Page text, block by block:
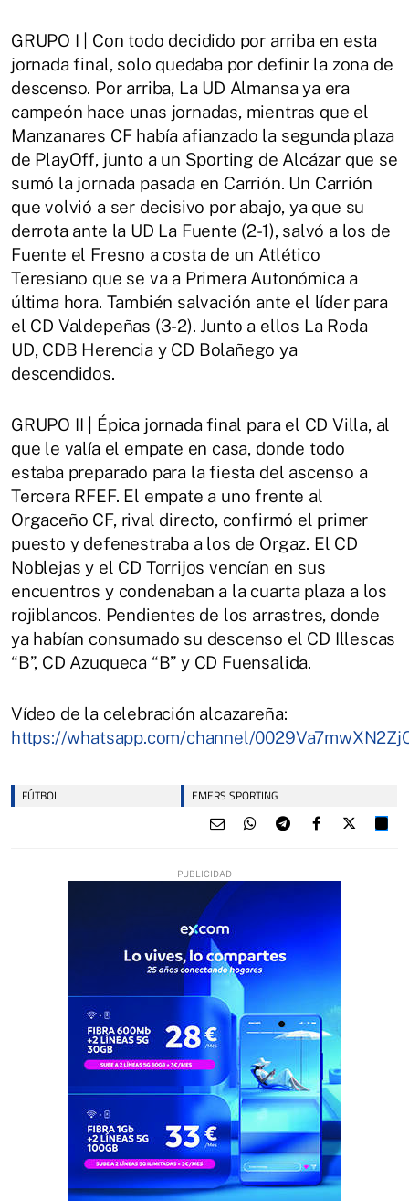
GRUPO I | Con todo decidido por arriba en esta
jornada final, solo quedaba por definir la zona de
descenso. Por arriba, La UD Almansa ya era
campeón hace unas jornadas, mientras que el
Manzanares CF había afianzado la segunda plaza
de PlayOff, junto a un Sporting de Alcázar que se
sumó la jornada pasada en Carrión. Un Carrión
que volvió a ser decisivo por abajo, ya que su
derrota ante la UD La Fuente (2-1), salvó a los de
Fuente el Fresno a costa de un Atlético
Teresiano que se va a Primera Autonómica a
última hora. También salvación ante el líder para
el CD Valdepeñas (3-2). Junto a ellos La Roda
UD, CDB Herencia y CD Bolañego ya
descendidos.
GRUPO II | Épica jornada final para el CD Villa, al
que le valía el empate en casa, donde todo
estaba preparado para la fiesta del ascenso a
Tercera RFEF. El empate a uno frente al
Orgaceño CF, rival directo, confirmó el primer
puesto y defenestraba a los de Orgaz. El CD
Noblejas y el CD Torrijos vencían en sus
encuentros y condenaban a la cuarta plaza a los
rojiblancos. Pendientes de los arrastres, donde
ya habían consumado su descenso el CD Illescas
“B”, CD Azuqueca “B” y CD Fuensalida.
Vídeo de la celebración alcazareña:
https://whatsapp.com/channel/
FÚTBOL EMERS SPORTING